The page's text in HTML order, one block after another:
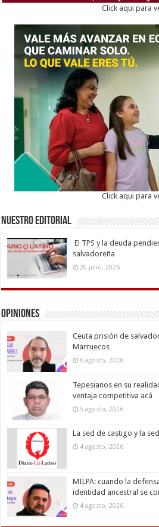
Click aqui para
Click aqui para
Nuestro Editorial
El TPS y la deuda
salvadoreña
20 julio, 2026
Opiniones
Ceuta prisión de
Marruecos
6 agosto, 2026
Tepesianos en su
ventaja competitiva acá
5 agosto, 2026
La sed de castigo y la
4 agosto, 2026
MILPA: cuando la
identidad ancestral se
4 agosto, 2026